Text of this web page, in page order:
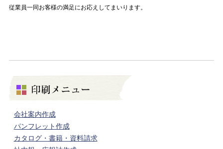
従業員一同お客様の満足にお応えしてまいります。
会社案内作成
パンフレット作成
カタログ・書籍・資料請求